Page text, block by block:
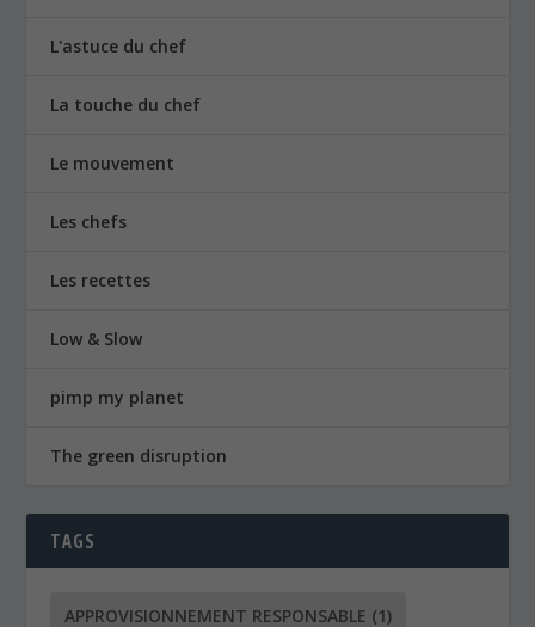
L'astuce du chef
La touche du chef
Le mouvement
Les chefs
Les recettes
Low & Slow
pimp my planet
The green disruption
TAGS
APPROVISIONNEMENT RESPONSABLE (1)